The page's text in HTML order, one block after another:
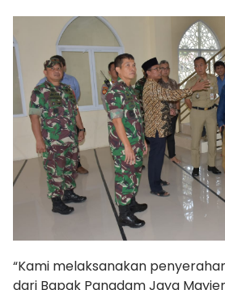
“Kami melaksanakan
dari Bapak Pangdam Jaya